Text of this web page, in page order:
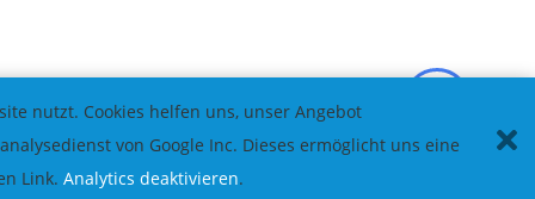
nutzt. Cookies helfen uns, unser Angebot
von Google Inc. Dieses ermöglicht uns eine
Link. Analytics deaktivieren.